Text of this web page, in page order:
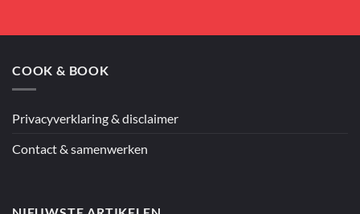
COOK & BOOK
Privacyverklaring & disclaimer
Contact & samenwerken